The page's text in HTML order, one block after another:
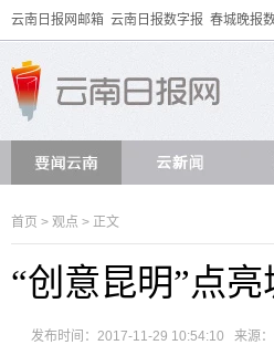
云南日报网邮箱 云南日报数字报 春城晚报
首页 > 观点 > 正文
“创意昆明”点亮
发布时间：2017-11-29 10:54:10 来源：